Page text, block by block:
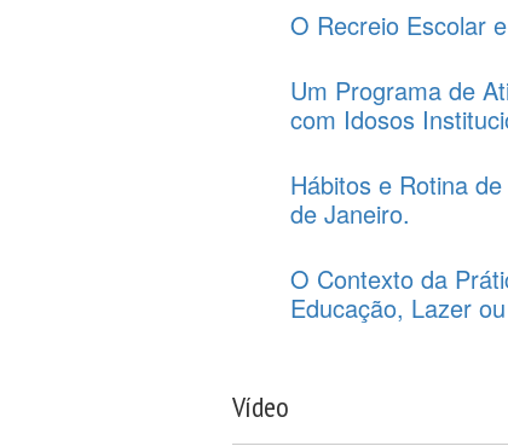
O Recreio Escolar
Um Programa de
com Idosos
Hábitos e Rotina
de Janeiro.
O Contexto da
Educação, Lazer
Vídeo